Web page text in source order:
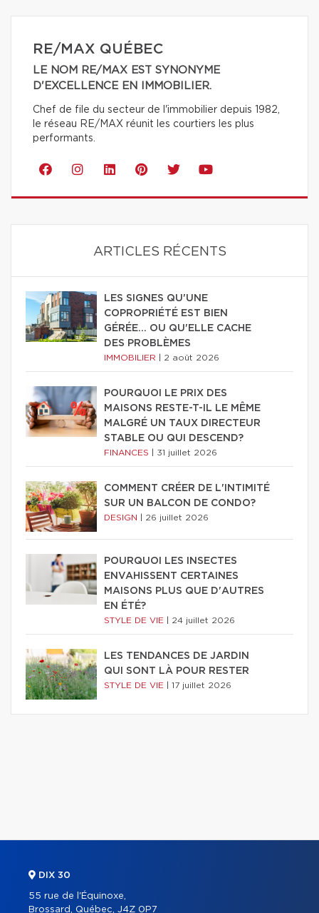
RE/MAX QUÉBEC
LE NOM RE/MAX EST SYNONYME
D'EXCELLENCE EN IMMOBILIER.
Chef de file du secteur de l'immobilier depuis 1982,
le réseau RE/MAX réunit les courtiers les plus
performants.
ARTICLES RÉCENTS
LES SIGNES QU'UNE
COPROPRIÉTÉ EST BIEN
GÉRÉE… OU QU'ELLE CACHE
DES PROBLÈMES
IMMOBILIER 2 août 2026
POURQUOI LE PRIX DES
MAISONS RESTE-T-IL LE MÊME
MALGRÉ UN TAUX DIRECTEUR
STABLE OU QUI DESCEND?
FINANCES 31 juillet 2026
COMMENT CRÉER DE L'INTIMITÉ
SUR UN BALCON DE CONDO?
DESIGN 26 juillet 2026
POURQUOI LES INSECTES
ENVAHISSENT CERTAINES
MAISONS PLUS QUE D'AUTRES
EN ÉTÉ?
STYLE DE VIE 24 juillet 2026
LES TENDANCES DE JARDIN
QUI SONT LÀ POUR RESTER
STYLE DE VIE 17 juillet 2026
DIX 30
55 rue de l'Équinoxe,
Brossard, Québec, J4Z 0P7